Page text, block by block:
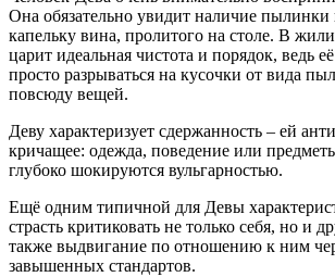
Она обязательно увидит наличие
капельку вина, пролитого на столе. В
царит идеальная чистота и порядок, ведь
просто разрываться на кусочки от вида
повсюду вещей.
Деву характеризует сдержанность – ей
кричащее: одежда, поведение или
глубоко шокируются вульгарностью.
Ещё одним типичной для Девы
страсть критиковать не только себя, но и
также выдвигание по отношению к ним
завышенных стандартов.